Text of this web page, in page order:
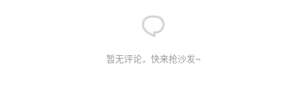
暂无评论，快来抢沙发~